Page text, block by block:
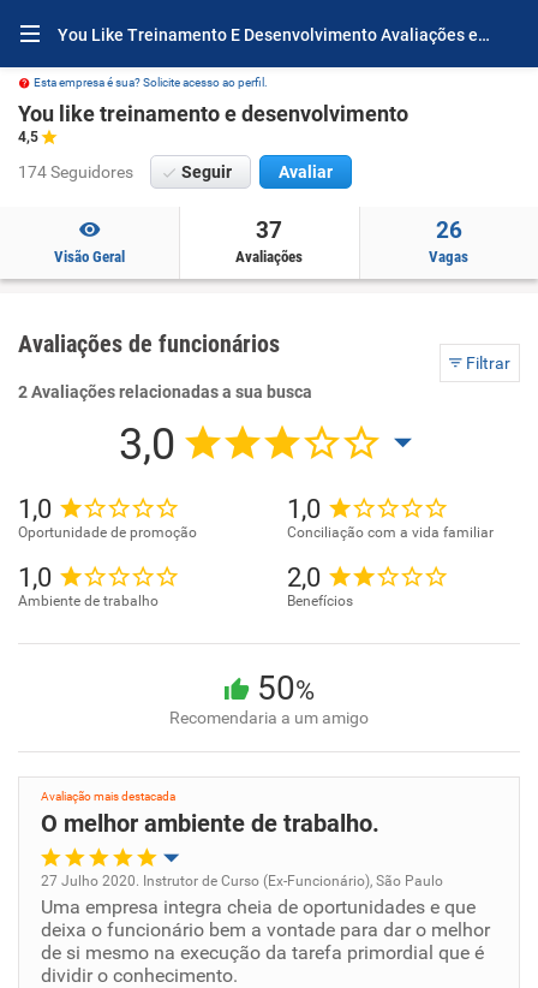
You Like Treinamento E Desenvolvimento Avaliações e Opiniões
Esta empresa é sua? Solicite acesso ao perfil.
You like treinamento e desenvolvimento
4,5
174 Seguidores Seguir Avaliar
Visão Geral
37
Avaliações
26
Vagas
Avaliações de funcionários
Filtrar
2 Avaliações relacionadas a sua busca
3,0
1,0
Oportunidade de promoção
1,0
Conciliação com a vida familiar
1,0
Ambiente de trabalho
2,0
Benefícios
50%
Recomendaria a um amigo
Avaliação mais destacada
O melhor ambiente de trabalho.
Oportunidade de promoção
Ambiente de trabalho
27 Julho 2020. Instrutor de Curso (Ex-Funcionário), São Paulo
Uma empresa integra cheia de oportunidades e que
deixa o funcionário bem a vontade para dar o melhor
de si mesmo na execução da tarefa primordial que é
dividir o conhecimento.